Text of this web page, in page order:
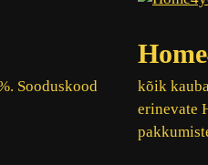
Sooduskood
kõik
erinevate